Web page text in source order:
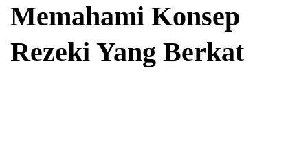
Memahami Konsep
Rezeki Yang Berkat